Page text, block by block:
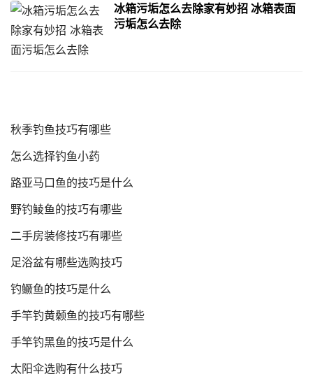
冰箱污垢怎么去除家有妙招 冰箱表面
污垢怎么去除
秋季钓鱼技巧有哪些
怎么选择钓鱼小药
路亚马口鱼的技巧是什么
野钓鲮鱼的技巧有哪些
二手房装修技巧有哪些
足浴盆有哪些选购技巧
钓鳜鱼的技巧是什么
手竿钓黄颡鱼的技巧有哪些
手竿钓黑鱼的技巧是什么
太阳伞选购有什么技巧